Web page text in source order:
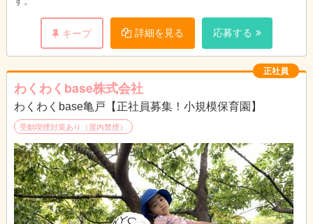
キープ 詳細を見る 応募する
正社員
わくわくbase株式会社
わくわくbase亀戸【正社員募集！小規模保育園】
受動喫煙対策あり（屋内禁煙）